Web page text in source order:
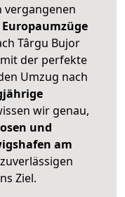
vergangenen
Târgu Bujor
der perfekte
Umzug nach
wir genau,
und
am
Ziel.